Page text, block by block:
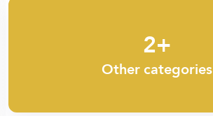
2+
Other categories